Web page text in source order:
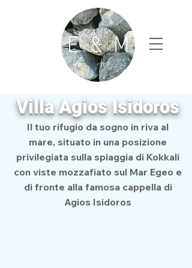
Villa Agios Isidoros
Il tuo rifugio da sogno in riva al
mare, situato in una posizione
privilegiata sulla spiaggia di Kokkali
con viste mozzafiato sul Mar Egeo e
di fronte alla famosa cappella di
Agios Isidoros